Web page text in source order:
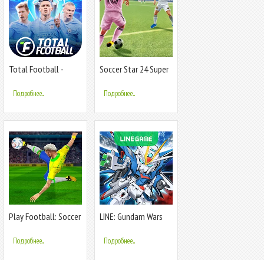
Total Football -
Подробнее...
Soccer Star 24 Super
Подробнее...
Play Football: Soccer
Подробнее...
LINE: Gundam Wars
Подробнее...